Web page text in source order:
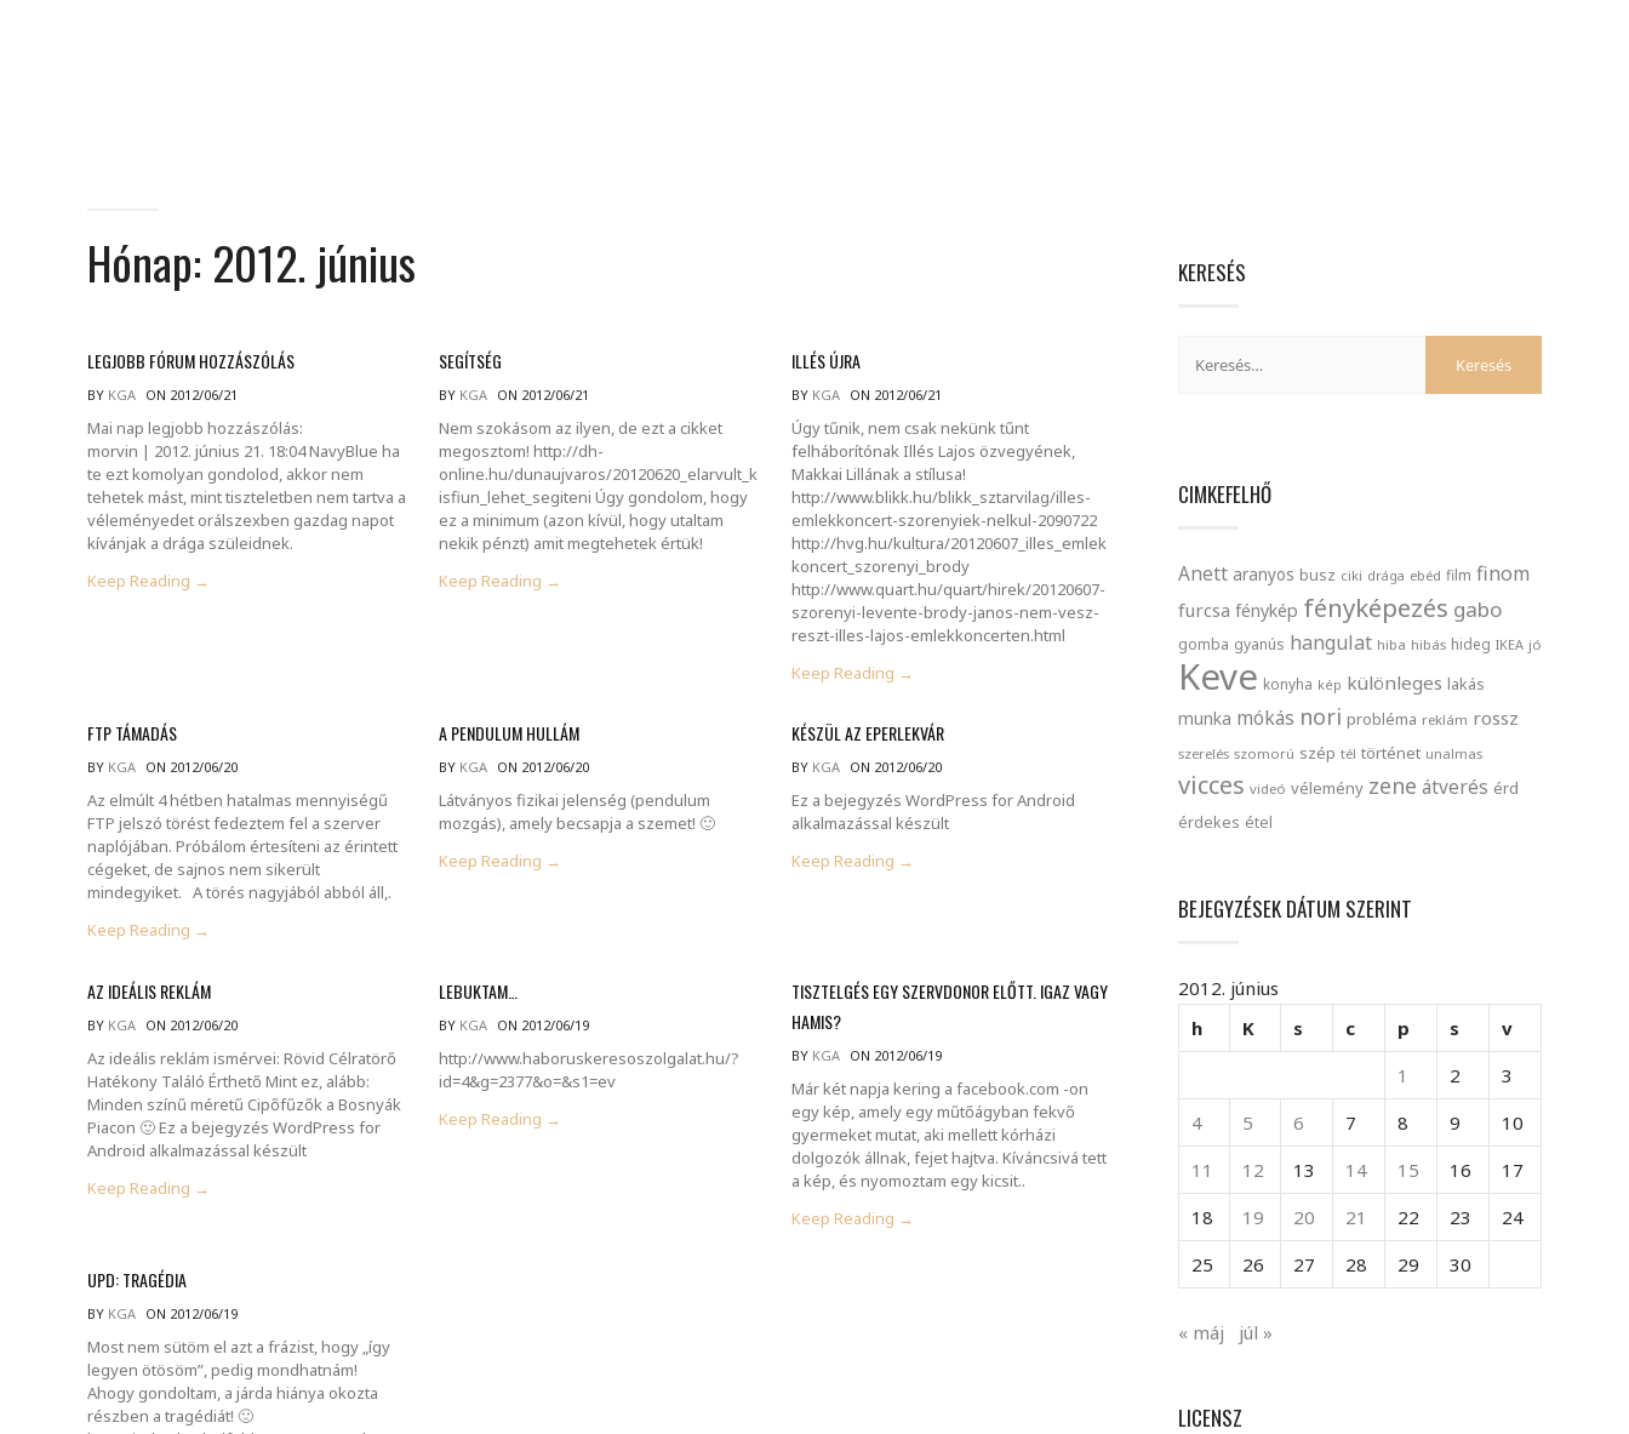
Hónap: 2012. június
LEGJOBB FÓRUM HOZZÁSZÓLÁS
BY KGA ON 2012/06/21
Mai nap legjobb hozzászólás:
morvin | 2012. június 21. 18:04 NavyBlue ha
te ezt komolyan gondolod, akkor nem
tehetek mást, mint tiszteletben nem tartva a
véleményedet orálszexben gazdag napot
kívánjak a drága szüleidnek.
Keep Reading →
SEGÍTSÉG
BY KGA ON 2012/06/21
Nem szokásom az ilyen, de ezt a cikket
megosztom! http://dh-
online.hu/dunaujvaros/20120620_elarvult_k
isfiun_lehet_segiteni Úgy gondolom, hogy
ez a minimum (azon kívül, hogy utaltam
nekik pénzt) amit megtehetek értük!
Keep Reading →
ILLÉS ÚJRA
BY KGA ON 2012/06/21
Úgy tűnik, nem csak nekünk tűnt
felháborítónak Illés Lajos özvegyének,
Makkai Lillának a stílusa!
http://www.blikk.hu/blikk_sztarvilag/illes-
emlekkoncert-szorenyiek-nelkul-2090722
http://hvg.hu/kultura/20120607_illes_emlek
koncert_szorenyi_brody
http://www.quart.hu/quart/hirek/20120607-
szorenyi-levente-brody-janos-nem-vesz-
reszt-illes-lajos-emlekkoncerten.html
Keep Reading →
FTP TÁMADÁS
BY KGA ON 2012/06/20
Az elmúlt 4 hétben hatalmas mennyiségű
FTP jelszó törést fedeztem fel a szerver
naplójában. Próbálom értesíteni az érintett
cégeket, de sajnos nem sikerült
mindegyiket. A törés nagyjából abból áll,.
Keep Reading →
A PENDULUM HULLÁM
BY KGA ON 2012/06/20
Látványos fizikai jelenség (pendulum
mozgás), amely becsapja a szemet! 🙂
Keep Reading →
KÉSZÜL AZ EPERLEKVÁR
BY KGA ON 2012/06/20
Ez a bejegyzés WordPress for Android
alkalmazással készült
Keep Reading →
AZ IDEÁLIS REKLÁM
BY KGA ON 2012/06/20
Az ideális reklám ismérvei: Rövid Célratörő
Hatékony Találó Érthető Mint ez, alább:
Minden színű méretű Cipőfűzők a Bosnyák
Piacon 🙂 Ez a bejegyzés WordPress for
Android alkalmazással készült
Keep Reading →
LEBUKTAM…
BY KGA ON 2012/06/19
http://www.haboruskeresoszolgalat.hu/?
id=4&g=2377&o=&s1=ev
Keep Reading →
TISZTELGÉS EGY SZERVDONOR ELŐTT. IGAZ VAGY
HAMIS?
BY KGA ON 2012/06/19
Már két napja kering a facebook.com -on
egy kép, amely egy műtőágyban fekvő
gyermeket mutat, aki mellett kórházi
dolgozók állnak, fejet hajtva. Kíváncsivá tett
a kép, és nyomoztam egy kicsit..
Keep Reading →
UPD: TRAGÉDIA
BY KGA ON 2012/06/19
Most nem sütöm el azt a frázist, hogy „így
legyen ötösöm”, pedig mondhatnám!
Ahogy gondoltam, a járda hiánya okozta
részben a tragédiát! 🙁
KERESÉS
CIMKEFELHŐ
Anett aranyos busz ciki drága ebéd film finom
furcsa fénykép fényképezés gabo
gomba gyanús hangulat hiba hibás hideg IKEA jó
Keve konyha kép különleges lakás
munka mókás nori probléma reklám rossz
szerelés szomorú szép tél történet unalmas
vicces videó vélemény zene átverés érd
érdekes étel
BEJEGYZÉSEK DÁTUM SZERINT
2012. június
h
K s c p s
v
1
2
3
4
5 6 7 8 9
10
11
12 13 14 15 16
17
18
19 20 21 22 23
24
25
26 27 28 29 30
« máj júl »
LICENSZ